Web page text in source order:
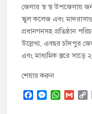
জেলার স্ব স্ব উপজেলায় জন
স্কুল কলেজ এবং
প্রধানগনসহ প্রতিষ্ঠান
উল্লেখ্য, এবছর চাঁদপুর
এবং মাধ্যমিক স্তরে
শেয়ার করুন
M
W
G